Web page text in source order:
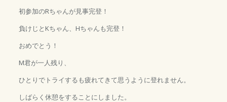
初参加のRちゃんが見事完登！
負けじとKちゃん、Hちゃんも完登！
おめでとう！
M君が一人残り、
ひとりでトライするも疲れてきて思うように登れません。
しばらく休憩をすることにしました。